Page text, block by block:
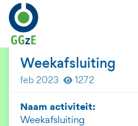
Weekafsluiting
feb 2023 1272
Naam activiteit:
Weekafsluiting